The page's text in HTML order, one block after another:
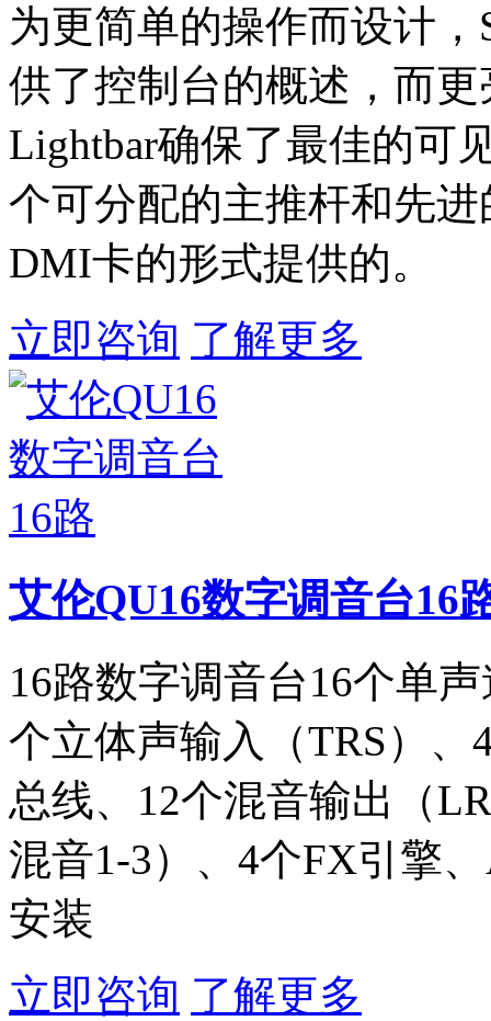
为更简单的操作而设计
供了控制台的概述，而
Lightbar确保了最佳的可
个可分配的主推杆和先
DMI卡的形式提供的。
立即咨询 了解更多
艾伦QU16数字调音台16
16路数字调音台16个单
个立体声输入（TRS）
总线、12个混音输出（
混音1-3）、4个FX引擎
安装
立即咨询 了解更多